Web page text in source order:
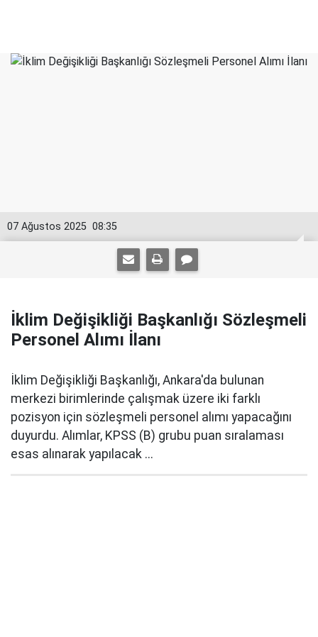
08:35
07 Ağustos 2025
İklim Değişikliği Başkanlığı Sözleşmeli
Personel Alımı İlanı
İklim Değişikliği Başkanlığı, Ankara'da bulunan
merkezi birimlerinde çalışmak üzere iki farklı
pozisyon için sözleşmeli personel alımı yapacağını
duyurdu. Alımlar, KPSS (B) grubu puan sıralaması
esas alınarak yapılacak ...